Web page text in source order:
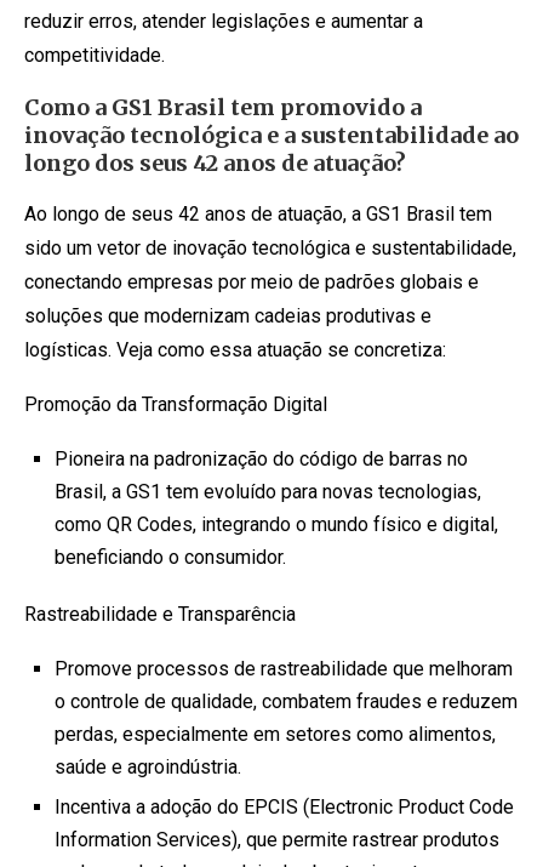
reduzir erros, atender legislações e aumentar a
competitividade.
Como a GS1 Brasil tem promovido a
inovação tecnológica e a sustentabilidade ao
longo dos seus 42 anos de atuação?
Ao longo de seus 42 anos de atuação, a GS1 Brasil tem
sido um vetor de inovação tecnológica e sustentabilidade,
conectando empresas por meio de padrões globais e
soluções que modernizam cadeias produtivas e
logísticas. Veja como essa atuação se concretiza:
Promoção da Transformação Digital
Pioneira na padronização do código de barras no
Brasil, a GS1 tem evoluído para novas tecnologias,
como QR Codes, integrando o mundo físico e digital,
beneficiando o consumidor.
Rastreabilidade e Transparência
Promove processos de rastreabilidade que melhoram
o controle de qualidade, combatem fraudes e reduzem
perdas, especialmente em setores como alimentos,
saúde e agroindústria.
Incentiva a adoção do EPCIS (Electronic Product Code
Information Services), que permite rastrear produtos